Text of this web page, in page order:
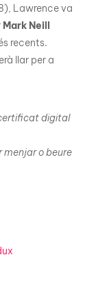
Lawrence va
Mark Neill
recents.
llar per a
digital
menjar o beure